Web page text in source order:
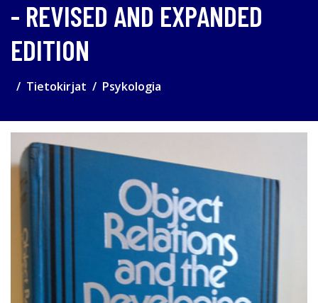
- REVISED AND EXPANDED
EDITION
Tietokirjat Psykologia